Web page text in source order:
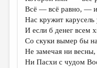
КОЛОНКА РЕДАКТОРА
РЕДКОЛЛЕГИЯ
ОТ РЕДАКЦИИ
МАЛАЯ ПРОЗА
Всё — всё равно, —
Нас кружит карусель
И если б денег всем
Со скуки вымер бы
Не замечая ни весны,
Ни Пасхи с чудом